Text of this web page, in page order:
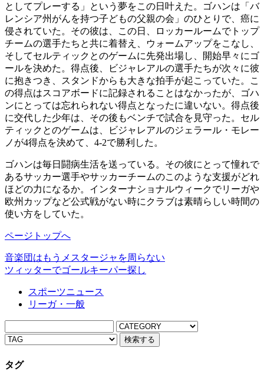
としてプレーする」という夢をこの日叶えた。ゴハンは「バ
レンシア州がんを持つ子どもの父親の会」のひとりで、癌に
侵されていた。その彼は、この日、ロッカールームでトップ
チームの選手たちと共に着替え、ウォームアップをこなし、
そしてセルティックとのゲームに先発出場し、開始早々にゴ
ールを決めた。得点後、ビジャレアルの選手たちが次々に彼
に抱きつき、スタンドからも大きな拍手が起こっていた。こ
の得点はスコアボードに記録されることはなかったが、ゴハ
ンにとっては忘れられない得点となったに違いない。得点後
に交代した少年は、その後もベンチで試合を見守った。セル
ティックとのゲームは、ビジャレアルのジェラール・モレー
ノが4得点を決めて、4-2で勝利した。
ゴハンは毎日闘病生活を送っている。その彼にとって憧れで
あるサッカー選手やサッカーチームのこのような支援がどれ
ほどの力になるか。インターナショナルウィークでリーガや
欧州カップなど公式戦がない時にクラブは素晴らしい時間の
使い方をしていた。
ページトップへ
音楽団はもうメスタージャを周らない
ツィッターでゴールキーパー探し
スポーツニュース
リーガ・一般
タグ